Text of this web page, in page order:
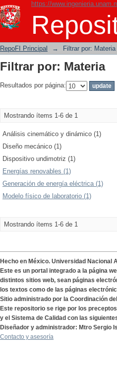
https://
Filtrar por: Materia
RepoFI Principal → Filtrar por: Materia
Filtrar por: Materia
Resultados por página:
Mostrando ítems 1-6 de 1
Análisis cinemático y dinámico (1)
Diseño mecánico (1)
Dispositivo undimotriz (1)
Energías renovables (1)
Generación de energía eléctrica (1)
Modelo físico de laboratorio (1)
Mostrando ítems 1-6 de 1
Hecho en México. Universidad Nacional
Este es un portal integrado a la página
distintos sitios web, sean páginas
los textos como de las páginas
Sitio administrado por la Coordinación
Este repositorio se rige por los
y el Sistema de Calidad con las
Diseñador y administrador: Mtro Sergio
Contacto y asesoría